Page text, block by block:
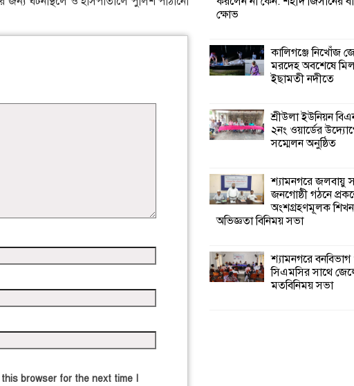
browser for the next time I
ক্ষোভ
কালিগঞ্জে নিখোঁজ
মরদেহ অবশেষে
ইছামতী নদীতে
শ্রীউলা ইউনিয়ন
২নং ওয়ার্ডের
সম্মেলন অনুষ্ঠিত
শ্যামনগরে জলবায়ু
জনগোষ্ঠী গঠনে
অংশগ্রহণমূলক
অভিজ্ঞতা বিনিময় সভা
শ্যামনগরে
সিএমসির সাথে
মতবিনিময় সভা